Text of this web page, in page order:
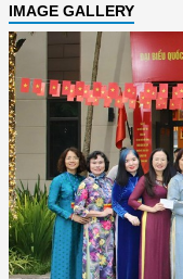
IMAGE GALLERY